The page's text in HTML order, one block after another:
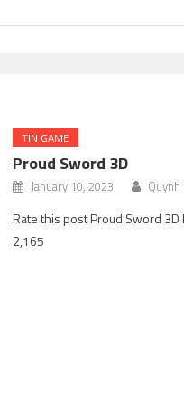
TIN GAME
Proud Sword 3D
January 10, 2023 Quynh
Rate this post Proud Sword 3D
2,165